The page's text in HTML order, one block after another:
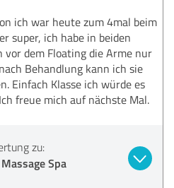
ich war heute zum 4mal beim
super, ich habe in beiden
dem Floating die Arme nur
Behandlung kann ich sie
Einfach Klasse ich würde es
freue mich auf nächste Mal.
zu:
Spa